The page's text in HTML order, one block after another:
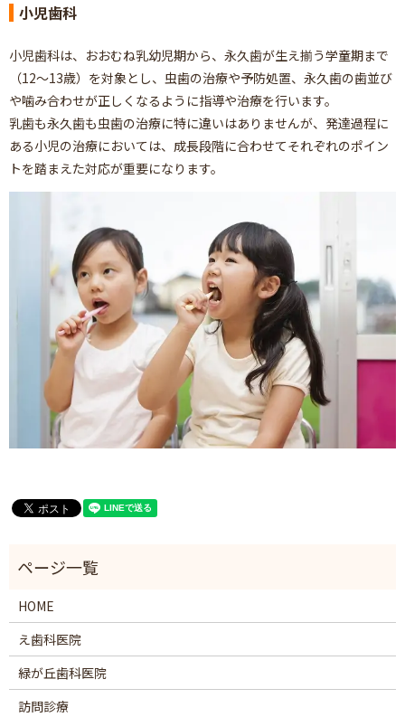
小児歯科
小児歯科は、おおむね乳幼児期から、永久歯が生え揃う学童期まで
（12～13歳）を対象とし、虫歯の治療や予防処置、永久歯の歯並び
や噛み合わせが正しくなるように指導や治療を行います。
乳歯も永久歯も虫歯の治療に特に違いはありませんが、発達過程に
ある小児の治療においては、成長段階に合わせてそれぞれのポイン
トを踏まえた対応が重要になります。
HOME
え歯科医院
緑が丘歯科医院
訪問診療